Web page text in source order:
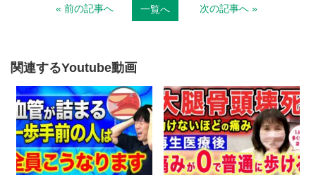
e
o
o
k
« 前の記事へ 一覧へ 次の記事へ »
関連するYoutube動画